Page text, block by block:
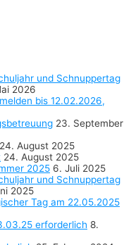
und Schnuppertag
2026
bis 12.02.2026,
23. September
24. August 2025
24. August 2025
2025 6. Juli 2025
und Schnuppertag
2025
Tag am 22.05.2025
erforderlich 8.